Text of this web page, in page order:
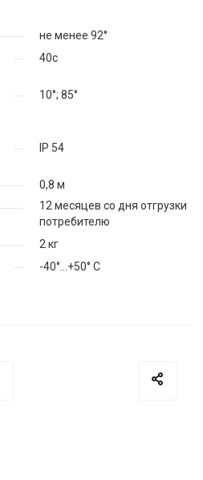
не менее 92°
40с
10°; 85°
IP 54
0,8 м
12 месяцев со дня отгрузки
потребителю
2 кг
-40°…+50° C